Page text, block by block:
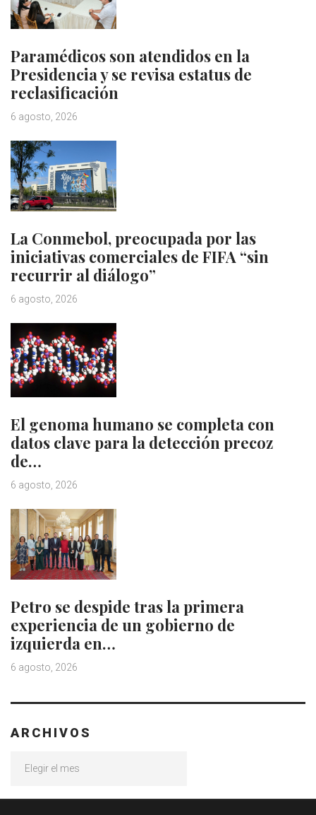
Paramédicos son atendidos en la
Presidencia y se revisa estatus de
reclasificación
6 agosto, 2026
La Conmebol, preocupada por las
iniciativas comerciales de FIFA “sin
recurrir al diálogo”
6 agosto, 2026
El genoma humano se completa con
datos clave para la detección precoz
de…
6 agosto, 2026
Petro se despide tras la primera
experiencia de un gobierno de
izquierda en…
6 agosto, 2026
ARCHIVOS